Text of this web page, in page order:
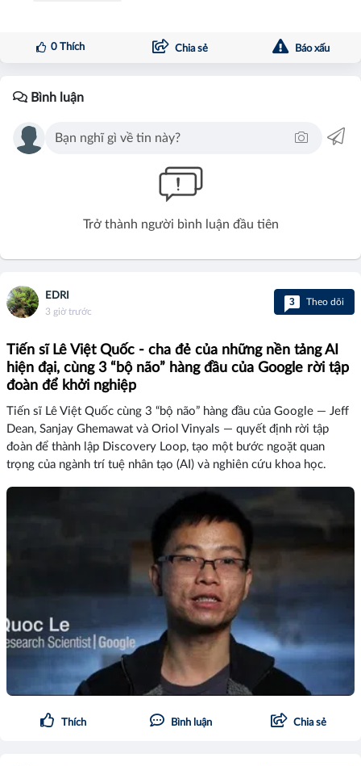
0Thích Chia sẻ Báo xấu
Bình luận
Trở thành người bình luận đầu tiên
EDRI
3 giờ trước
3 Theo dõi
Tiến sĩ Lê Việt Quốc - cha đẻ của những nền tảng AI
hiện đại, cùng 3 “bộ não” hàng đầu của Google rời tập
đoàn để khởi nghiệp
Tiến sĩ Lê Việt Quốc cùng 3 “bộ não” hàng đầu của Google — Jeff
Dean, Sanjay Ghemawat và Oriol Vinyals — quyết định rời tập
đoàn để thành lập Discovery Loop, tạo một bước ngoặt quan
trọng của ngành trí tuệ nhân tạo (AI) và nghiên cứu khoa học.
Thích Bình luận Chia sẻ